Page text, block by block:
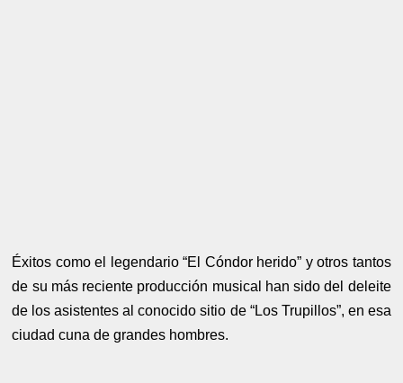
Éxitos como el legendario “El Cóndor herido” y otros tantos
de su más reciente producción musical han sido del deleite
de los asistentes al conocido sitio de “Los Trupillos”, en esa
ciudad cuna de grandes hombres.